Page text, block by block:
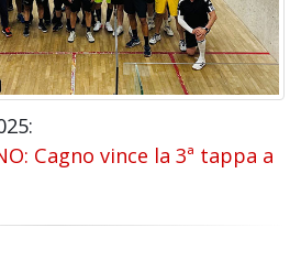
Cagno vince la 3ª tappa a